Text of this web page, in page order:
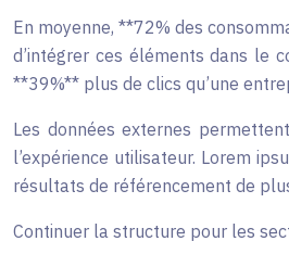
En moyenne, **72% des
d’intégrer ces éléments dans le
**39%** plus de clics qu’une
Les données externes
l’expérience utilisateur. Lorem
résultats de référencement de
Continuer la structure pour les